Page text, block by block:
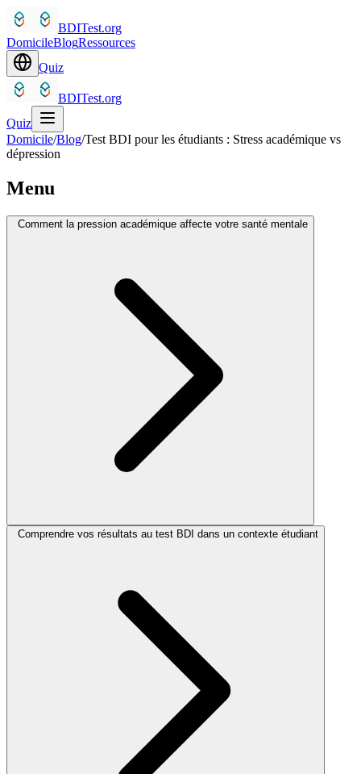
BDITest.org
DomicileBlogRessources
Quiz
BDITest.org
Quiz
Domicile/Blog/Test BDI pour les étudiants : Stress académique vs
dépression
Menu
Comment la pression académique affecte votre santé mentale
Comprendre vos résultats au test BDI dans un contexte étudiant